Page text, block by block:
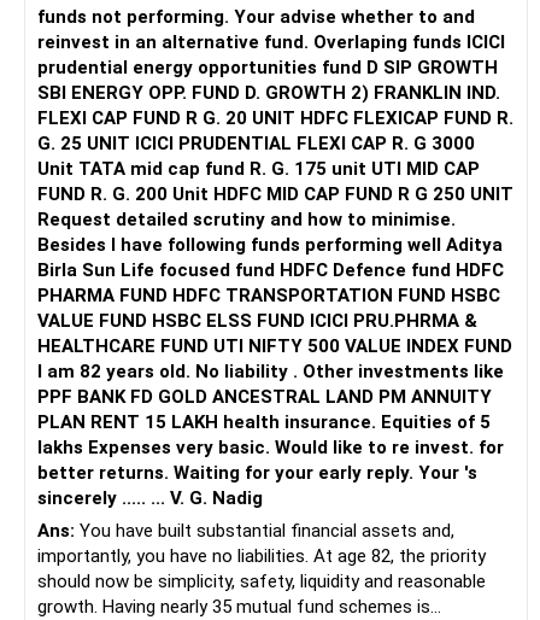
funds not performing. Your advise whether to and
reinvest in an alternative fund. Overlaping funds ICICI
prudential energy opportunities fund D SIP GROWTH
SBI ENERGY OPP. FUND D. GROWTH 2) FRANKLIN IND.
FLEXI CAP FUND R G. 20 UNIT HDFC FLEXICAP FUND R.
G. 25 UNIT ICICI PRUDENTIAL FLEXI CAP R. G 3000
Unit TATA mid cap fund R. G. 175 unit UTI MID CAP
FUND R. G. 200 Unit HDFC MID CAP FUND R G 250 UNIT
Request detailed scrutiny and how to minimise.
Besides l have following funds performing well Aditya
Birla Sun Life focused fund HDFC Defence fund HDFC
PHARMA FUND HDFC TRANSPORTATION FUND HSBC
VALUE FUND HSBC ELSS FUND ICICI PRU.PHRMA &
HEALTHCARE FUND UTI NIFTY 500 VALUE INDEX FUND
I am 82 years old. No liability . Other investments like
PPF BANK FD GOLD ANCESTRAL LAND PM ANNUITY
PLAN RENT 15 LAKH health insurance. Equities of 5
lakhs Expenses very basic. Would like to re invest. for
better returns. Waiting for your early reply. Your 's
sincerely ..... ... V. G. Nadig
Ans: You have built substantial financial assets and,
importantly, you have no liabilities. At age 82, the priority
should now be simplicity, safety, liquidity and reasonable
growth. Having nearly 35 mutual fund schemes is